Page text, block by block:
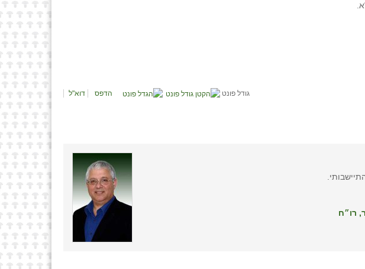
גודל פונט הדפס דוא"ל
רו״ח